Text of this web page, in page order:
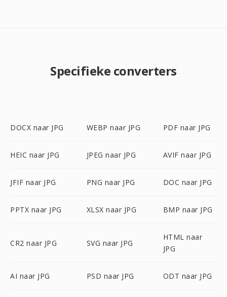
Specifieke converters
DOCX naar JPG WEBP naar JPG PDF naar JPG
HEIC naar JPG JPEG naar JPG AVIF naar JPG
JFIF naar JPG PNG naar JPG DOC naar JPG
PPTX naar JPG XLSX naar JPG BMP naar JPG
CR2 naar JPG SVG naar JPG
HTML naar
JPG
AI naar JPG PSD naar JPG ODT naar JPG